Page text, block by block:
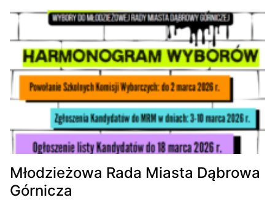
Młodzieżowa Rada Miasta Dąbrowa
Górnicza